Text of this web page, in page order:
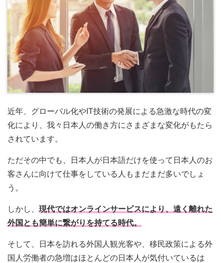
近年、グローバル化やIT技術の発展による急激な時代の変
化により、我々日本人の働き方にさまざまな変化がもたら
されています。
ただその中でも、日本人が日本語だけを使って日本人のお
客さんに向けて仕事をしている人もまだまだ多いでしょ
う。
しかし、 現代ではオンラインサービスにより、遠く離れた
外国とも簡単に繋がりを持てる時代。
そして、日本を訪れる外国人観光客や、移民政策による外
国人労働者の急増はほとんどの日本人が気付いているは